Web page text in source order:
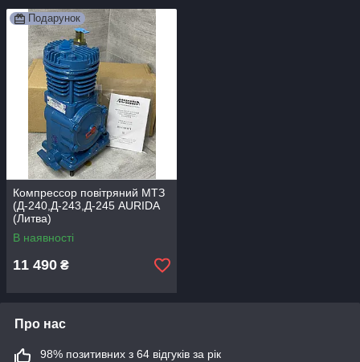
Подарунок
Компрессор повітряний МТЗ
(Д-240,Д-243,Д-245 AURIDA
(Литва)
В наявності
11 490 ₴
Про нас
98% позитивних з 64 відгуків за рік